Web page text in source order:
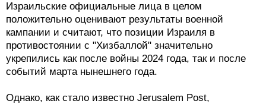
Израильские официальные лица в целом
положительно оценивают результаты военной
кампании и считают, что позиции Израиля в
противостоянии с "Хизбаллой" значительно
укрепились как после войны 2024 года, так и после
событий марта нынешнего года.
Однако, как стало известно Jerusalem Post,